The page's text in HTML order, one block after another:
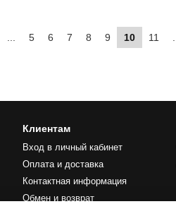
5 6 7 8 9 10 11
Клиентам
Вход в личный кабинет
Оплата и доставка
Контактная информация
Обмен и возврат